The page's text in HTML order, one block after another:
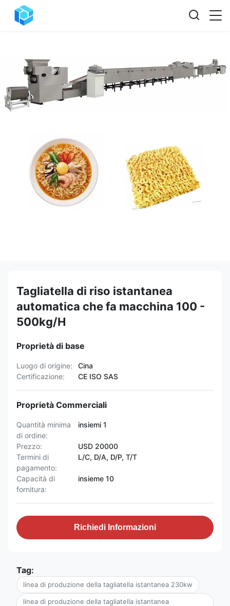
Tagliatella di riso istantanea
automatica che fa macchina 100 -
500kg/H
Proprietà di base
Luogo di origine:
Cina
Certificazione:
CE ISO SAS
Proprietà Commerciali
Quantità minima
di ordine:
insiemi 1
Prezzo:
USD 20000
Termini di
pagamento:
L/C, D/A, D/P, T/T
Capacità di
fornitura:
insieme 10
Richiedi Informazioni
Tag:
linea di produzione della tagliatella istantanea 230kw
linea di produzione della tagliatella istantanea